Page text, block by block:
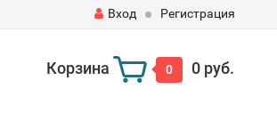
Вход Регистрация
Корзина 0 0 руб.